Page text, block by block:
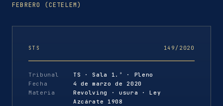
FEBRERO (CETELEM)
STS 149/2020
Tribunal
TS · Sala 1.ª · Pleno
Fecha
4 de marzo de 2020
Materia
Revolving · usura · Ley
Azcárate 1908